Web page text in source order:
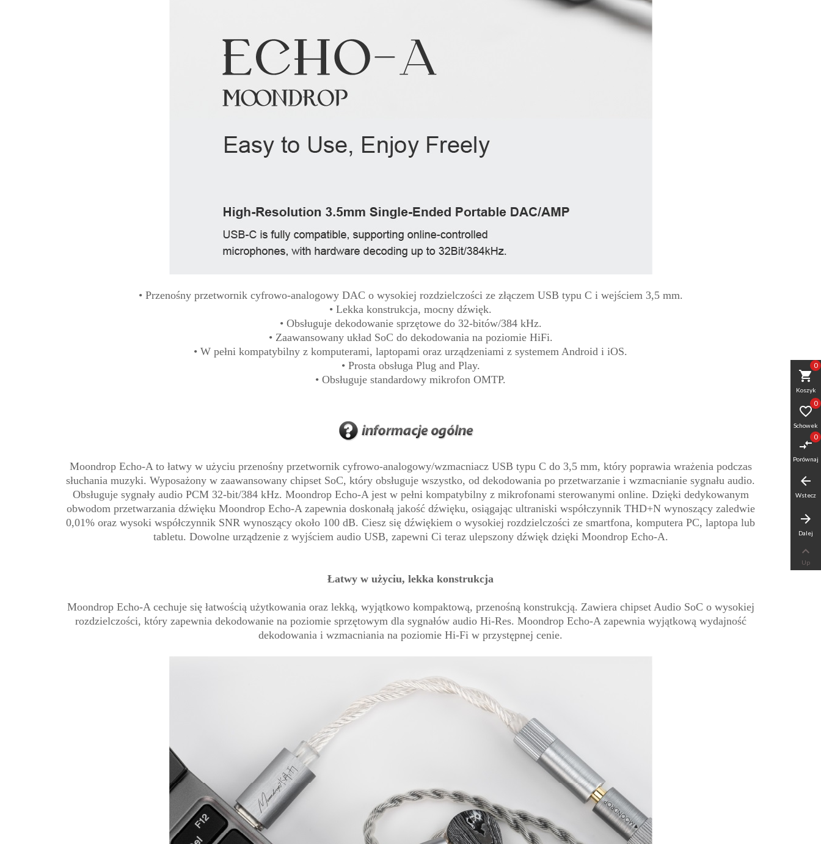
• Przenośny przetwornik cyfrowo-analogowy DAC o wysokiej rozdzielczości ze złączem USB typu C i wejściem 3,5 mm.
• Lekka konstrukcja, mocny dźwięk.
• Obsługuje dekodowanie sprzętowe do 32-bitów/384 kHz.
• Zaawansowany układ SoC do dekodowania na poziomie HiFi.
• W pełni kompatybilny z komputerami, laptopami oraz urządzeniami z systemem Android i iOS.
• Prosta obsługa Plug and Play.
• Obsługuje standardowy mikrofon OMTP.
Moondrop Echo-A to łatwy w użyciu przenośny przetwornik cyfrowo-analogowy/wzmacniacz USB typu C do 3,5 mm, który poprawia wrażenia podczas
słuchania muzyki. Wyposażony w zaawansowany chipset SoC, który obsługuje wszystko, od dekodowania po przetwarzanie i wzmacnianie sygnału audio.
Obsługuje sygnały audio PCM 32-bit/384 kHz. Moondrop Echo-A jest w pełni kompatybilny z mikrofonami sterowanymi online. Dzięki dedykowanym
obwodom przetwarzania dźwięku Moondrop Echo-A zapewnia doskonałą jakość dźwięku, osiągając ultraniski współczynnik THD+N wynoszący zaledwie
0,01% oraz wysoki współczynnik SNR wynoszący około 100 dB. Ciesz się dźwiękiem o wysokiej rozdzielczości ze smartfona, komputera PC, laptopa lub
tabletu. Dowolne urządzenie z wyjściem audio USB, zapewni Ci teraz ulepszony dźwięk dzięki Moondrop Echo-A.
Łatwy w użyciu, lekka konstrukcja
Moondrop Echo-A cechuje się łatwością użytkowania oraz lekką, wyjątkowo kompaktową, przenośną konstrukcją. Zawiera chipset Audio SoC o wysokiej
rozdzielczości, który zapewnia dekodowanie na poziomie sprzętowym dla sygnałów audio Hi-Res. Moondrop Echo-A zapewnia wyjątkową wydajność
dekodowania i wzmacniania na poziomie Hi-Fi w przystępnej cenie.
shopping_cart
Koszyk
0

Schowek
0
compare_arrows
Porównaj
0
arrow_back
Wstecz
arrow_forward
Dalej

Up